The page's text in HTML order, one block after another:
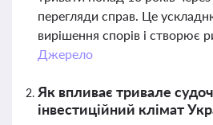
перегляди справ. Це
вирішення спорів і створює
Джерело
Як впливає тривале
інвестиційний клімат